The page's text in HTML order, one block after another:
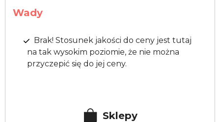
Wady
Brak! Stosunek jakości do ceny jest tutaj
na tak wysokim poziomie, że nie można
przyczepić się do jej ceny.
Sklepy